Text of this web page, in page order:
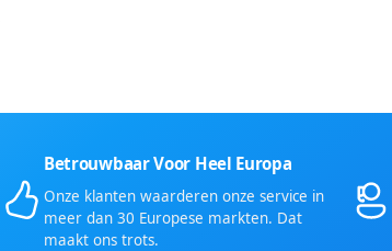
Betrouwbaar Voor Heel Europa
Onze klanten waarderen onze service in
meer dan 30 Europese markten. Dat
maakt ons trots.